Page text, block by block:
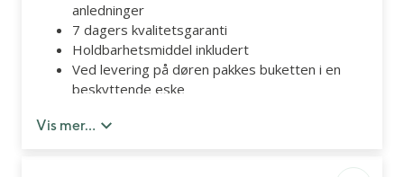
anledninger
7 dagers kvalitetsgaranti
Holdbarhetsmiddel inkludert
Ved levering på døren pakkes buketten i en
beskyttende eske
Vase inngår ikke, men kan kjøpes som
Vis mer...